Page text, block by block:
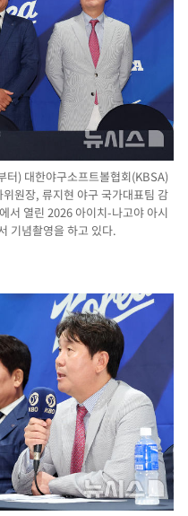
터) 대한야구소프트볼협회(KBSA)
원장, 류지현 야구 국가대표팀 감
서 열린 2026 아이치-나고야 아시
기념촬영을 하고 있다.